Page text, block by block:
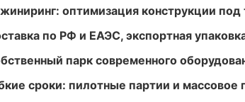
оптимизация конструкции под
по РФ и ЕАЭС, экспортная
парк современного
сроки: пилотные партии и массовое